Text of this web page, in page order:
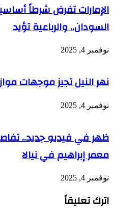
الإمارات تفرض شرطاً
السودان.. والرباعية تؤيد
نوفمبر 4, 2025
نهر النيل تجيز موجهات موازنة
نوفمبر 4, 2025
ظهر في فيديو جديد..
معمر إبراهيم في نيالا
نوفمبر 4, 2025
اترك تعليقاً